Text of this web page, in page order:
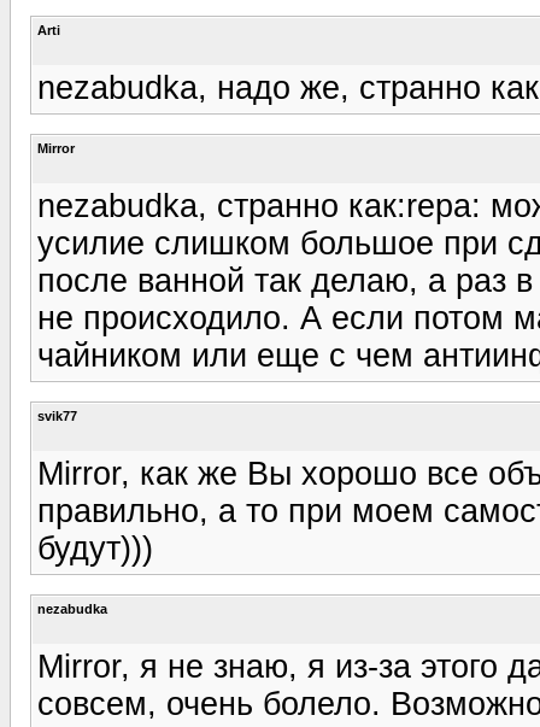
Arti
nezabudka, надо же, странно
Mirror
nezabudka, странно как:repa:
усилие слишком большое при
после ванной так делаю, а раз в
не происходило. А если потом
чайником или еще с чем
svik77
Mirror, как же Вы хорошо все
правильно, а то при моем
будут)))
nezabudka
Mirror, я не знаю, я из-за этого
совсем, очень болело.